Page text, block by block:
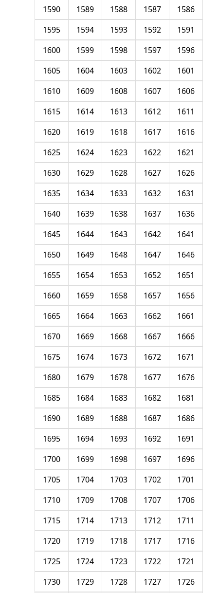
1586
1587
1588
1589
1590
1591
1592
1593
1594
1595
1596
1597
1598
1599
1600
1601
1602
1603
1604
1605
1606
1607
1608
1609
1610
1611
1612
1613
1614
1615
1616
1617
1618
1619
1620
1621
1622
1623
1624
1625
1626
1627
1628
1629
1630
1631
1632
1633
1634
1635
1636
1637
1638
1639
1640
1641
1642
1643
1644
1645
1646
1647
1648
1649
1650
1651
1652
1653
1654
1655
1656
1657
1658
1659
1660
1661
1662
1663
1664
1665
1666
1667
1668
1669
1670
1671
1672
1673
1674
1675
1676
1677
1678
1679
1680
1681
1682
1683
1684
1685
1686
1687
1688
1689
1690
1691
1692
1693
1694
1695
1696
1697
1698
1699
1700
1701
1702
1703
1704
1705
1706
1707
1708
1709
1710
1711
1712
1713
1714
1715
1716
1717
1718
1719
1720
1721
1722
1723
1724
1725
1726
1727
1728
1729
1730